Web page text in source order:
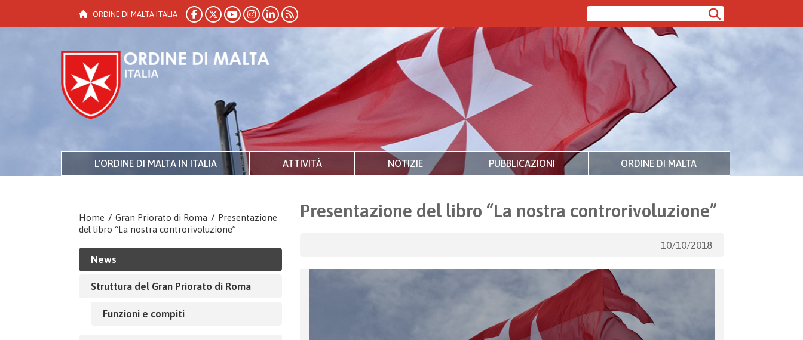
ORDINE DI MALTA ITALIA
L'ORDINE DI MALTA IN ITALIA ATTIVITÀ NOTIZIE PUBBLICAZIONI ORDINE DI MALTA
Home / Gran Priorato di Roma / Presentazione
del libro “La nostra controrivoluzione”
News
Struttura del Gran Priorato di Roma
Funzioni e compiti
Presentazione del libro “La nostra controrivoluzione”
10/10/2018